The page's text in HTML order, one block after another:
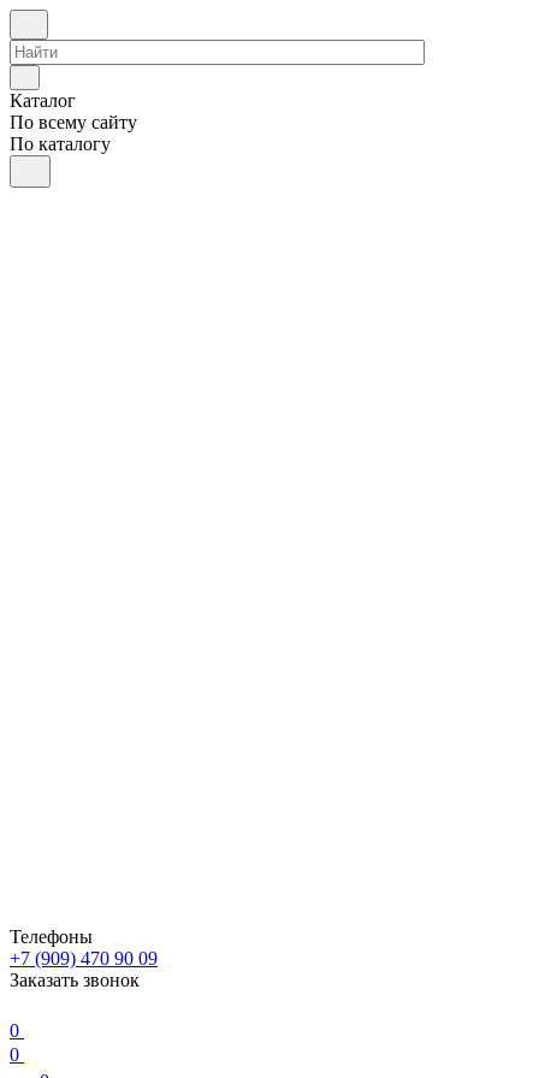
Каталог
По всему сайту
По каталогу
Телефоны
+7 (909) 470 90 09
Заказать звонок
0
0